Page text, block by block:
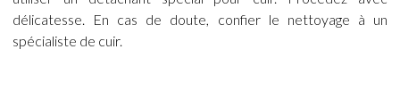
délicatesse. En cas de doute, confier le nettoyage à un
spécialiste de cuir.